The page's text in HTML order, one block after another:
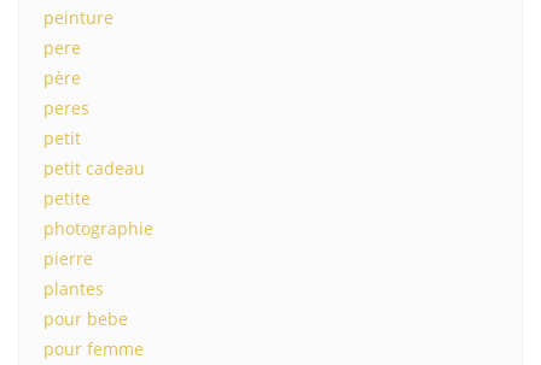
peinture
pere
père
peres
petit
petit cadeau
petite
photographie
pierre
plantes
pour bebe
pour femme